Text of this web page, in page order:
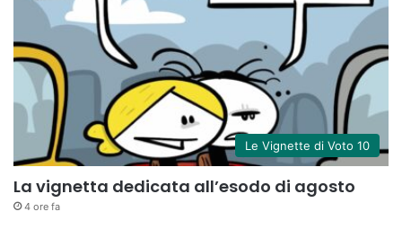
Le Vignette di Voto 10
La vignetta dedicata all’esodo di agosto
4 ore fa